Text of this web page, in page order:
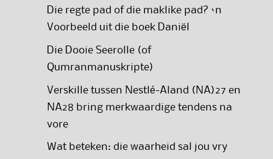
Die regte pad of die maklike pad? ‘n
Voorbeeld uit die boek Daniël
Die Dooie Seerolle (of
Qumranmanuskripte)
Verskille tussen Nestlé-Aland (NA)27 en
NA28 bring merkwaardige tendens na
vore
Wat beteken: die waarheid sal jou vry